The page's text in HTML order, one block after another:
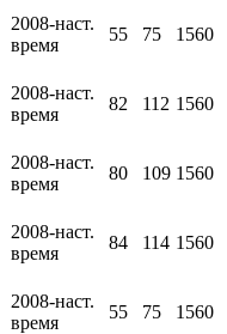
2008-наст.
время
55 75 1560
2008-наст.
время
82 112 1560
2008-наст.
время
80 109 1560
2008-наст.
время
84 114 1560
2008-наст.
время
55 75 1560